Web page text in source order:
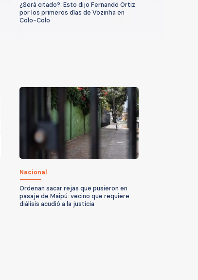
¿Será citado?: Esto dijo Fernando Ortiz
por los primeros días de Vozinha en
Colo-Colo
Nacional
Ordenan sacar rejas que pusieron en
pasaje de Maipú: vecino que requiere
diálisis acudió a la justicia